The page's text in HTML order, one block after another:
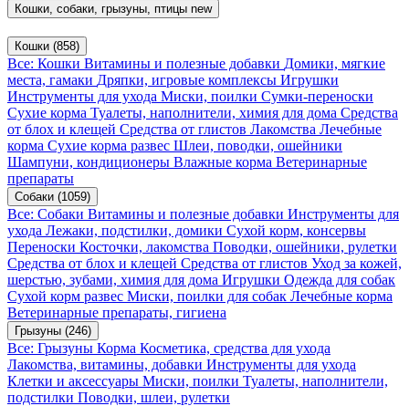
Кошки, собаки, грызуны, птицы new
Кошки (858)
Все: Кошки Витамины и полезные добавки Домики, мягкие
места, гамаки Дряпки, игровые комплексы Игрушки
Инструменты для ухода Миски, поилки Сумки-переноски
Сухие корма Туалеты, наполнители, химия для дома Средства
от блох и клещей Средства от глистов Лакомства Лечебные
корма Сухие корма развес Шлеи, поводки, ошейники
Шампуни, кондиционеры Влажные корма Ветеринарные
препараты
Собаки (1059)
Все: Собаки Витамины и полезные добавки Инструменты для
ухода Лежаки, подстилки, домики Сухой корм, консервы
Переноски Косточки, лакомства Поводки, ошейники, рулетки
Средства от блох и клещей Средства от глистов Уход за кожей,
шерстью, зубами, химия для дома Игрушки Одежда для собак
Сухой корм развес Миски, поилки для собак Лечебные корма
Ветеринарные препараты, гигиена
Грызуны (246)
Все: Грызуны Корма Косметика, средства для ухода
Лакомства, витамины, добавки Инструменты для ухода
Клетки и аксессуары Миски, поилки Туалеты, наполнители,
подстилки Поводки, шлеи, рулетки